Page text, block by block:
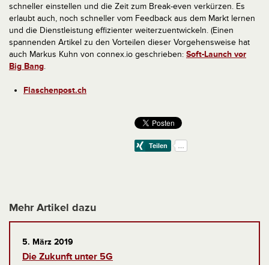
schneller einstellen und die Zeit zum Break-even verkürzen. Es
erlaubt auch, noch schneller vom Feedback aus dem Markt lernen
und die Dienstleistung effizienter weiterzuentwickeln. (Einen
spannenden Artikel zu den Vorteilen dieser Vorgehensweise hat
auch Markus Kuhn von connex.io geschrieben: Soft-Launch vor
Big Bang.
Flaschenpost.ch
Mehr Artikel dazu
5. März 2019
Die Zukunft unter 5G